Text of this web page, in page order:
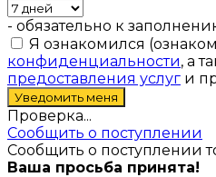
- обязательно к
Я ознакомился
конфиденциальности, а
предоставления услуг и
Проверка...
Сообщить о поступлении
Сообщить о поступлении
Ваша просьба принята!